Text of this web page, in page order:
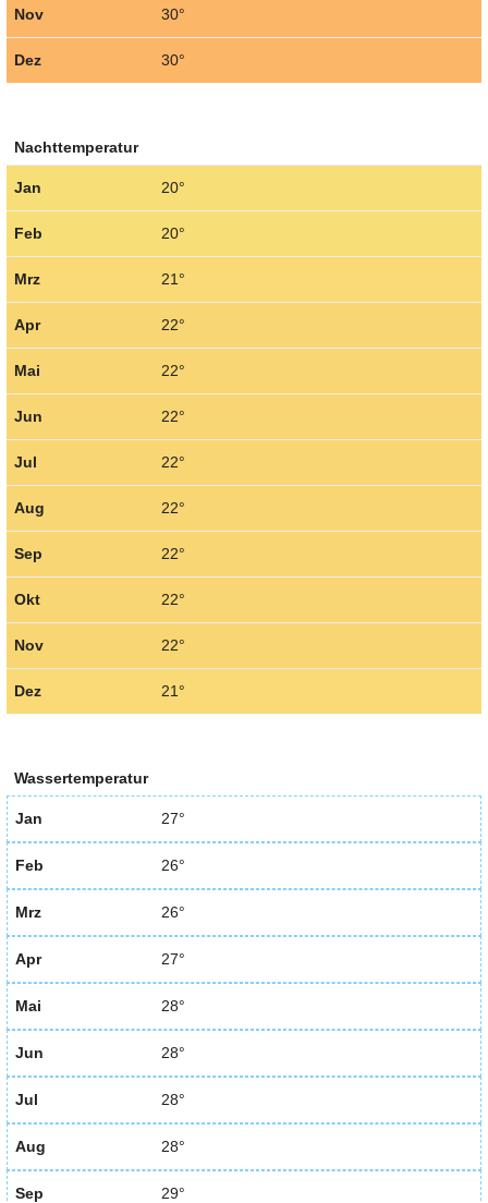
Nov 30°
Dez 30°
Nachttemperatur
Jan 20°
Feb 20°
Mrz 21°
Apr 22°
Mai 22°
Jun 22°
Jul 22°
Aug 22°
Sep 22°
Okt 22°
Nov 22°
Dez 21°
Wassertemperatur
Jan 27°
Feb 26°
Mrz 26°
Apr 27°
Mai 28°
Jun 28°
Jul 28°
Aug 28°
Sep 29°